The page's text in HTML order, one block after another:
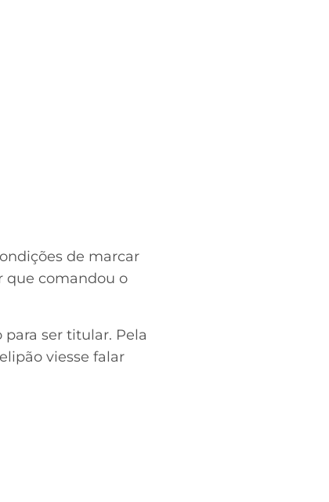
de marcar
que comandou o
ser titular. Pela
viesse falar